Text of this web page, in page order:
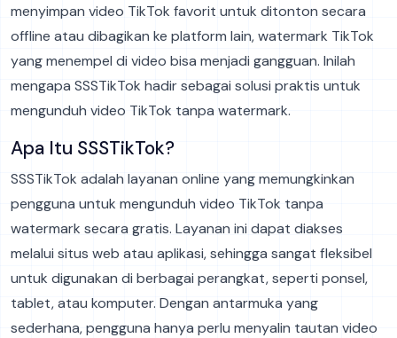
menyimpan video TikTok favorit untuk ditonton secara
offline atau dibagikan ke platform lain, watermark TikTok
yang menempel di video bisa menjadi gangguan. Inilah
mengapa SSSTikTok hadir sebagai solusi praktis untuk
mengunduh video TikTok tanpa watermark.
Apa Itu SSSTikTok?
SSSTikTok adalah layanan online yang memungkinkan
pengguna untuk mengunduh video TikTok tanpa
watermark secara gratis. Layanan ini dapat diakses
melalui situs web atau aplikasi, sehingga sangat fleksibel
untuk digunakan di berbagai perangkat, seperti ponsel,
tablet, atau komputer. Dengan antarmuka yang
sederhana, pengguna hanya perlu menyalin tautan video